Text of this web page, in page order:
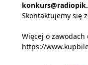
Skontaktujemy się
Więcej o
https://